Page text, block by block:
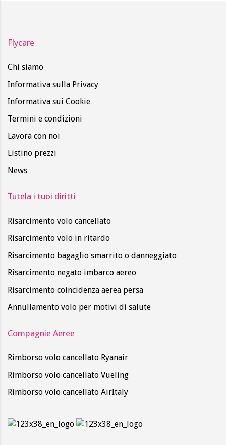
Flycare
Chi siamo
Informativa sulla Privacy
Informativa sui Cookie
Termini e condizioni
Lavora con noi
Listino prezzi
News
Tutela i tuoi diritti
Risarcimento volo cancellato
Risarcimento volo in ritardo
Risarcimento bagaglio smarrito o danneggiato
Risarcimento negato imbarco aereo
Risarcimento coincidenza aerea persa
Annullamento volo per motivi di salute
Compagnie Aeree
Rimborso volo cancellato Ryanair
Rimborso volo cancellato Vueling
Rimborso volo cancellato AirItaly